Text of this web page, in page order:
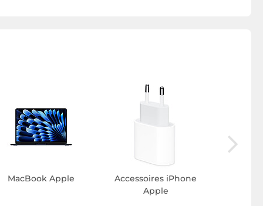
MacBook Apple
Accessoires iPhone
Apple